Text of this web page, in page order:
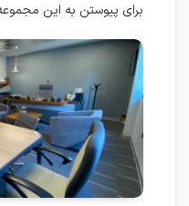
برای پیوستن به این